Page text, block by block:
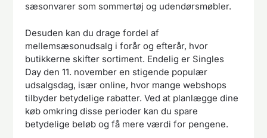
sæsonvarer som sommertøj og udendørsmøbler.
Desuden kan du drage fordel af
mellemsæsonudsalg i forår og efterår, hvor
butikkerne skifter sortiment. Endelig er Singles
Day den 11. november en stigende populær
udsalgsdag, især online, hvor mange webshops
tilbyder betydelige rabatter. Ved at planlægge dine
køb omkring disse perioder kan du spare
betydelige beløb og få mere værdi for pengene.